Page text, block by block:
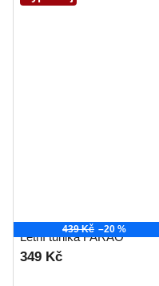
439 Kč –20 %
Letní tunika FARAO
349 Kč